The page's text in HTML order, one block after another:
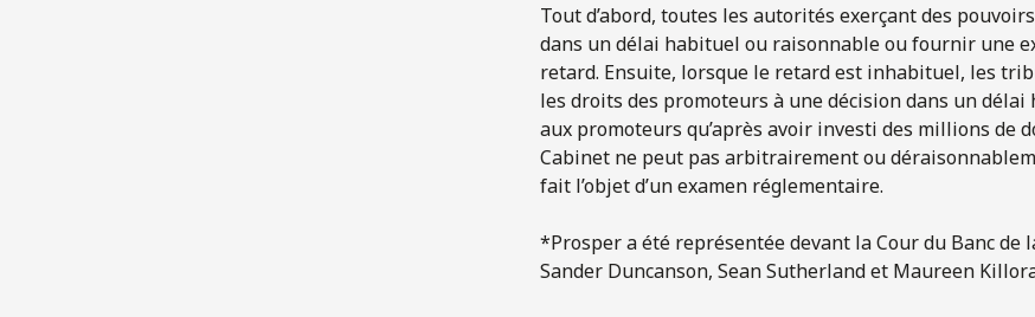
Tout d’abord, toutes les autorités exerçant des
dans un délai habituel ou raisonnable ou fournir une
retard. Ensuite, lorsque le retard est inhabituel, les
les droits des promoteurs à une décision dans un
aux promoteurs qu’après avoir investi des millions de
Cabinet ne peut pas arbitrairement ou
fait l’objet d’un examen réglementaire.
*Prosper a été représentée devant la Cour du Banc de
Sander Duncanson, Sean Sutherland et Maureen